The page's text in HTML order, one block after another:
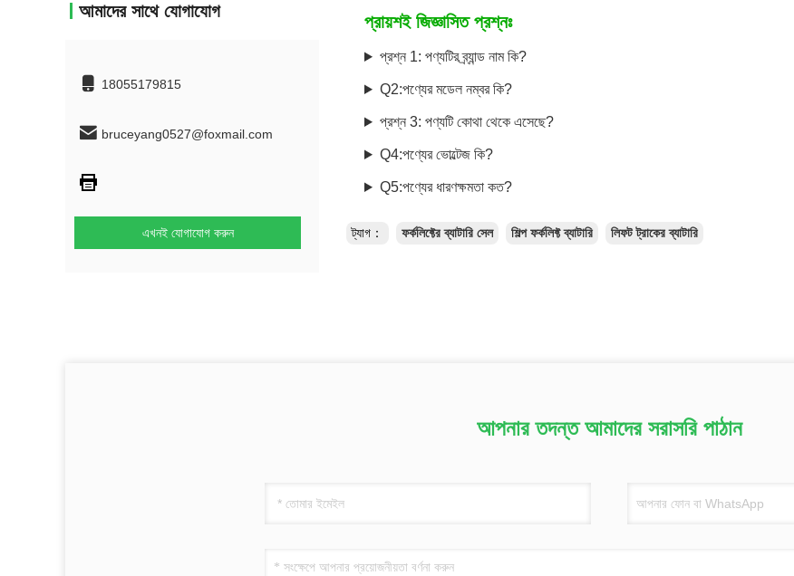
আমাদের সাথে যোগাযোগ
18055179815
bruceyang0527@foxmail.com
এখনই যোগাযোগ করুন
প্রায়শই জিজ্ঞাসিত প্রশ্নঃ
প্রশ্ন 1: পণ্যটির ব্র্যান্ড নাম কি?
Q2:পণ্যের মডেল নম্বর কি?
প্রশ্ন 3: পণ্যটি কোথা থেকে এসেছে?
Q4:পণ্যের ভোল্টেজ কি?
Q5:পণ্যের ধারণক্ষমতা কত?
ট্যাগ： ফর্কলিফ্টের ব্যাটারি সেল শিল্প ফর্কলিফ্ট ব্যাটারি লিফট ট্রাকের ব্যাটারি
আপনার তদন্ত আমাদের সরাসরি পাঠান